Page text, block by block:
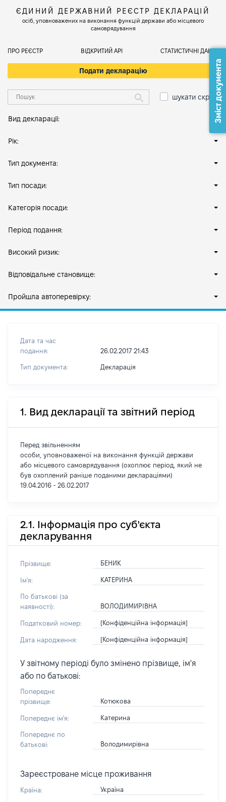
ЄДИНИЙ ДЕРЖАВНИЙ РЕЄСТР ДЕКЛАРАЦІЙ
осіб, уповноважених на виконання функцій держави або місцевого
самоврядування
ПРО РЕЄСТР ВІДКРИТИЙ АРІ СТАТИСТИЧНІ ДАНІ
Подати декларацію
шукати скрізь
Вид декларації:
Рік:
Тип документа:
Тип посади:
Категорія посади:
Період подання:
Високий ризик:
Відповідальне становище:
Пройшла автоперевірку:
Дата та час
подання:
26.02.2017 21:43
Тип документа: Декларація
1. Вид декларації та звітний період
Перед звільненням
особи, уповноваженої на виконання функцій держави
або місцевого самоврядування (охоплює період, який не
був охоплений раніше поданими деклараціями)
19.04.2016 - 26.02.2017
2.1. Інформація про суб'єкта
декларування
Прізвище: БЕНИК
Ім'я: КАТЕРИНА
По батькові (за
наявності):
ВОЛОДИМИРІВНА
Податковий номер: [Конфіденційна інформація]
Дата народження: [Конфіденційна інформація]
У звітному періоді було змінено прізвище, ім'я
або по батькові:
Попереднє
прізвище:
Котюкова
Попереднє ім'я: Катерина
Попереднє по
батькові:
Володимирівна
Зареєстроване місце проживання
Країна: Україна
Зміст документа